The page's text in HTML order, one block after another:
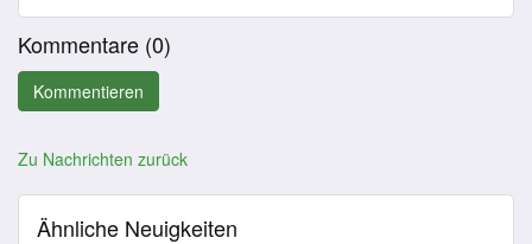
Kommentare (0)
Zu Nachrichten zurück
Ähnliche Neuigkeiten